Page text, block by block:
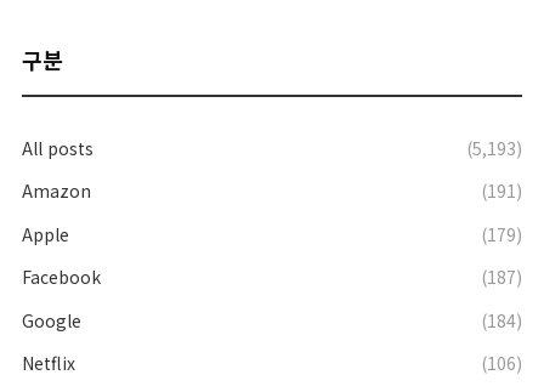
구분
All posts
(5,193)
Amazon
(191)
Apple
(179)
Facebook
(187)
Google
(184)
Netflix
(106)